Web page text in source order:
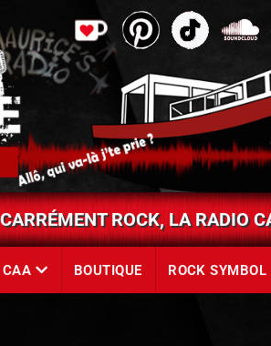
page
Ko-
Fi
page¨Pinterest
page
TikTok
page
ROCK, LA RADIO
CAA BOUTIQUE ROCK SYMBOL